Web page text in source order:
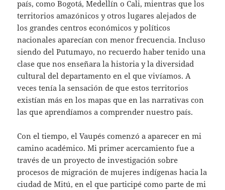
país, como Bogotá, Medellín o Cali, mientras que los
territorios amazónicos y otros lugares alejados de
los grandes centros económicos y políticos
nacionales aparecían con menor frecuencia. Incluso
siendo del Putumayo, no recuerdo haber tenido una
clase que nos enseñara la historia y la diversidad
cultural del departamento en el que vivíamos. A
veces tenía la sensación de que estos territorios
existían más en los mapas que en las narrativas con
las que aprendíamos a comprender nuestro país.
Con el tiempo, el Vaupés comenzó a aparecer en mi
camino académico. Mi primer acercamiento fue a
través de un proyecto de investigación sobre
procesos de migración de mujeres indígenas hacia la
ciudad de Mitú, en el que participé como parte de mi